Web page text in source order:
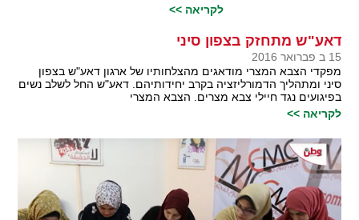
לקריאה >>
דאע"ש מתחזק בצפון סיני
15 ב פברואר 2016
מפקדי הצבא המצרי מודאגים מהצלחותיו של ארגון דאע"ש בצפון
סיני ומתהליך הדמורליזציה בקרב יחידותיהם. דאע"ש החל לשלב נשים
בפיגועים נגד חיילי צבא מצרים. הצבא המצרי
לקריאה >>